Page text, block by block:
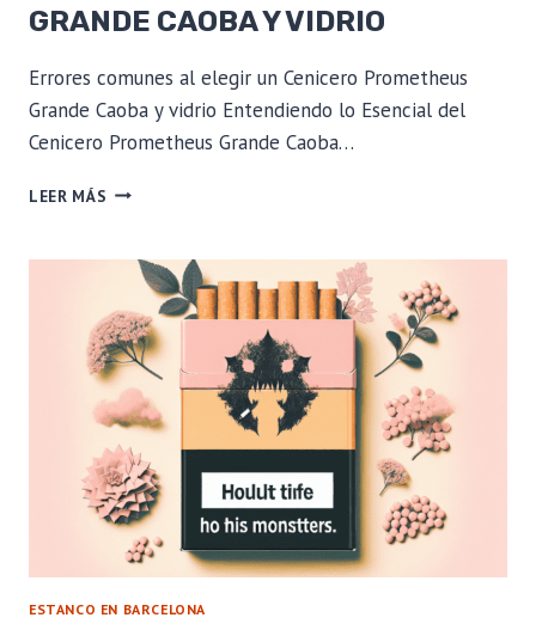
GRANDE CAOBA Y VIDRIO
Errores comunes al elegir un Cenicero Prometheus
Grande Caoba y vidrio Entendiendo lo Esencial del
Cenicero Prometheus Grande Caoba…
LEER MÁS ERRORES
ELEGIR
CENICERO
PROMETHEUS
GRANDE
CAOBA
Y
VIDRIO
ESTANCO EN BARCELONA